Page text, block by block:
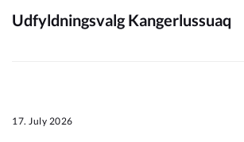
Kommuneplanen
Udfyldningsvalg Kangerlussuaq
17. July 2026